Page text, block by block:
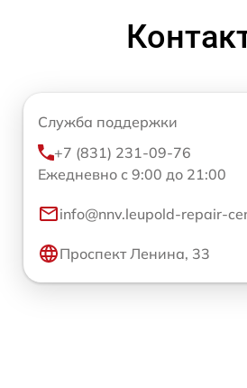
Служба поддержки
+7 (831) 231-09-76
Ежедневно с 9:00 до 21:00
info@nnv.leupold-repair-
Проспект Ленина, 33